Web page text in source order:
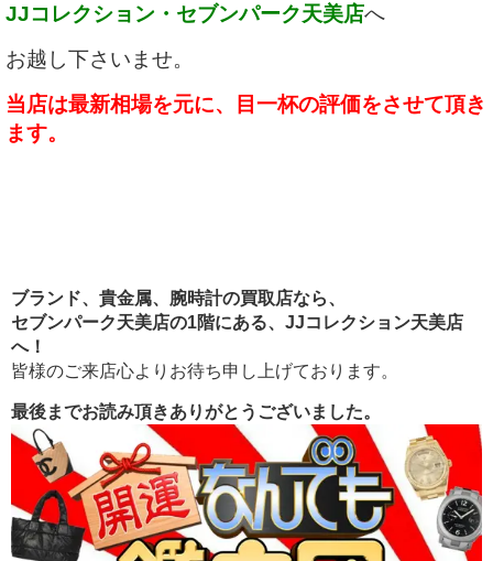
JJコレクション・セブンパーク天美店へ
お越し下さいませ。
当店は最新相場を元に、目一杯の評価をさせて頂き
ます。
ブランド、貴金属、腕時計の買取店なら、
セブンパーク天美店の1階にある、 JJコレクション天美店
へ！
皆様のご来店心よりお待ち申し上げております。
最後までお読み頂きありがとうございました。